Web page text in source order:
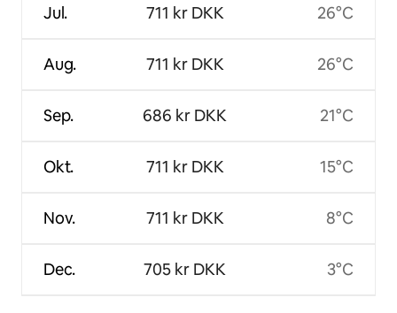
Jul.
Aug.
Sep.
Okt.
Nov.
Dec.
711 kr DKK
711 kr DKK
686 kr DKK
711 kr DKK
711 kr DKK
705 kr DKK
26°C
26°C
21°C
15°C
8°C
3°C